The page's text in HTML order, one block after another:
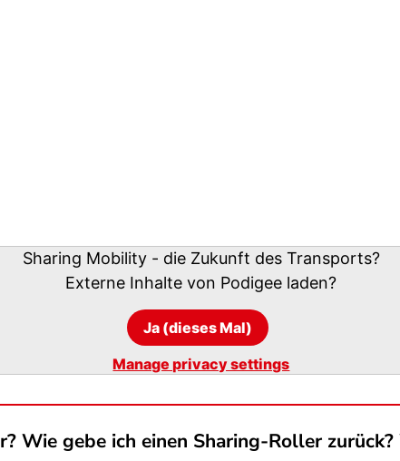
Sharing Mobility - die Zukunft des Transports?
Externe Inhalte von Podigee laden?
Ja (dieses Mal)
Manage privacy settings
Wie gebe ich einen Sharing-Roller